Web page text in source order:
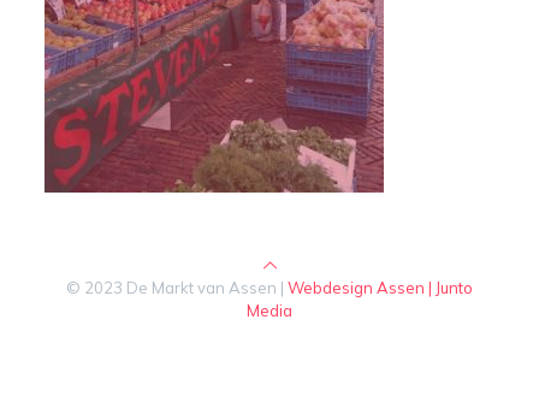
© 2023 De Markt van Assen | Webdesign Assen | Junto
Media